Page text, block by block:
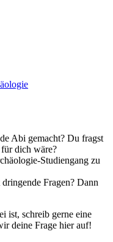
Abi gemacht? Du fragst
dich wäre?
Studiengang zu
Fragen? Dann
ist, schreib gerne eine
deine Frage hier auf!